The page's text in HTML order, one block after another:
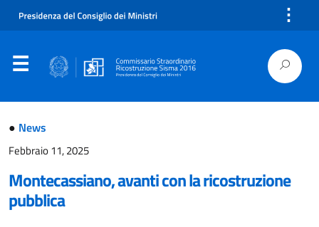
⋮
● News
Febbraio 11, 2025
Montecassiano, avanti con la ricostruzione
pubblica